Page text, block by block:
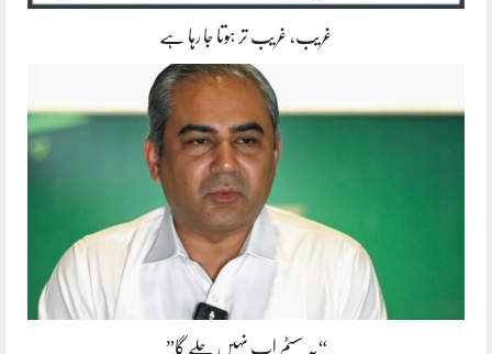
غریب، غریب تر ہوتا جا رہا ہے
“یہ سسٹم اب نہیں چلے گا”